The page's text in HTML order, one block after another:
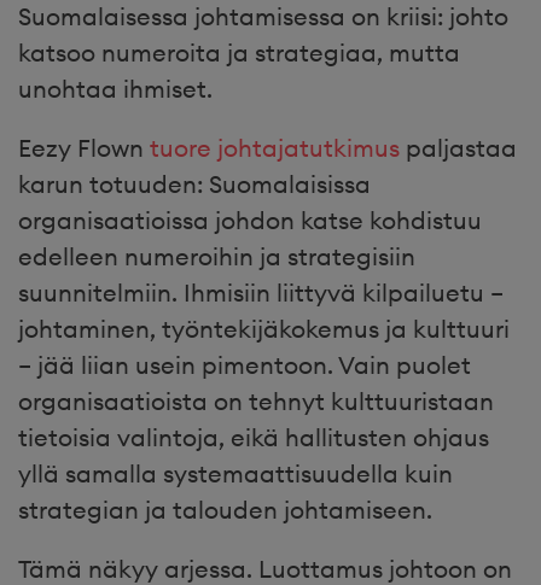
Suomalaisessa johtamisessa on kriisi: johto
katsoo numeroita ja strategiaa, mutta
unohtaa ihmiset.
Eezy Flown tuore johtajatutkimus paljastaa
karun totuuden: Suomalaisissa
organisaatioissa johdon katse kohdistuu
edelleen numeroihin ja strategisiin
suunnitelmiin. Ihmisiin liittyvä kilpailuetu –
johtaminen, työntekijäkokemus ja kulttuuri
– jää liian usein pimentoon. Vain puolet
organisaatioista on tehnyt kulttuuristaan
tietoisia valintoja, eikä hallitusten ohjaus
yllä samalla systemaattisuudella kuin
strategian ja talouden johtamiseen.
Tämä näkyy arjessa. Luottamus johtoon on